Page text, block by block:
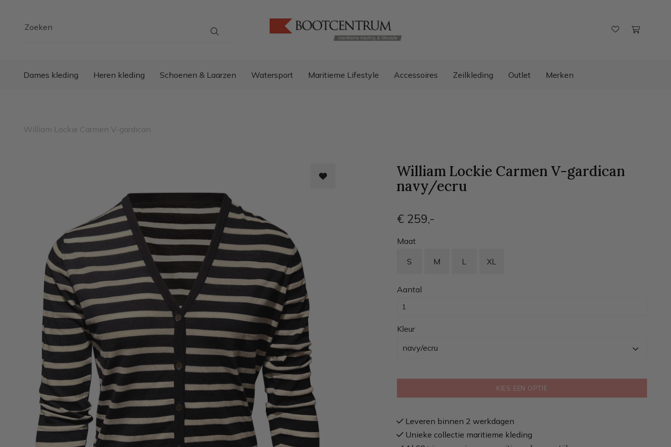
Zoeken
Dames kleding Heren kleding Schoenen & Laarzen Watersport Maritieme Lifestyle Accessoires Zeilkleding Outlet Merken
William Lockie Carmen V-gardican
William Lockie Carmen V-gardican
navy/ecru
€ 259,-
Maat
S M L XL
Aantal
Kleur
navy/ecru
KIES EEN OPTIE
Leveren binnen 2 werkdagen
Unieke collectie maritieme kleding